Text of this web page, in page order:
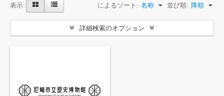
表示: によるソート: 名称 並び順: 降順
詳細検索のオプション